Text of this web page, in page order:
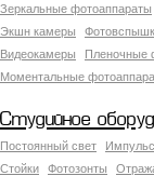
Зеркальные фотоаппараты
Экшн камеры
Видеокамеры
Пленочные
Моментальные
Студийное
Постоянный свет
Стойки
Фотозонты